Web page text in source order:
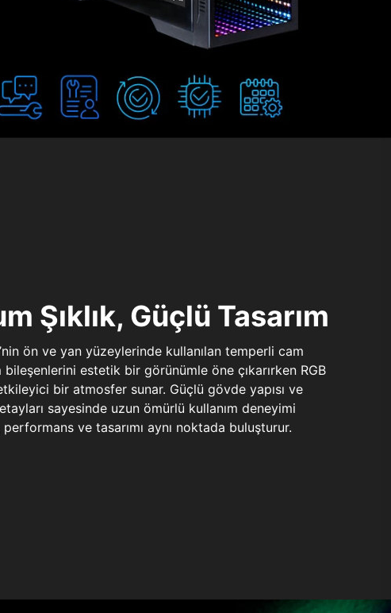
Şıklık, Güçlü Tasarım
ön ve yan yüzeylerinde kullanılan temperli cam
bileşenlerini estetik bir görünümle öne çıkarırken RGB
bir atmosfer sunar. Güçlü gövde yapısı ve
sayesinde uzun ömürlü kullanım deneyimi
ve tasarımı aynı noktada buluşturur.